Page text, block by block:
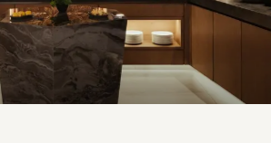
Breakfast Buffet
Our Chef’s Inspiration
GRANVARA® Wine Lounge